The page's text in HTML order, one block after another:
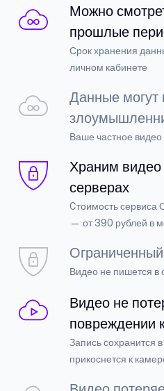
Можно
прошлые
Срок хранения
личном кабинете
Данные могут
Ваше частное
Храним
серверах
Cтоимость сервиса
— от 390 рублей в
Видео не пишется в
Видео не
повреждении
Запись сохранится
прикоснется к